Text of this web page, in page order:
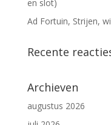
en slot)
Ad Fortuin, Strijen,
Recente
Archieven
augustus 2026